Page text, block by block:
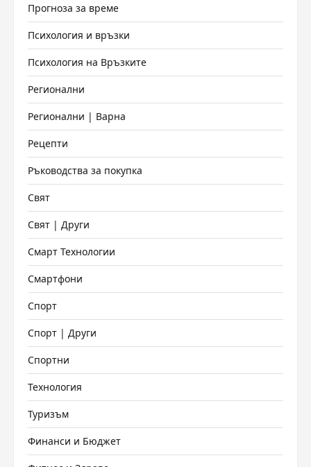
Прогноза за време
Психология и връзки
Психология на Връзките
Регионални
Регионални | Варна
Рецепти
Ръководства за покупка
Свят
Свят | Други
Смарт Технологии
Смартфони
Спорт
Спорт | Други
Спортни
Технология
Туризъм
Финанси и Бюджет